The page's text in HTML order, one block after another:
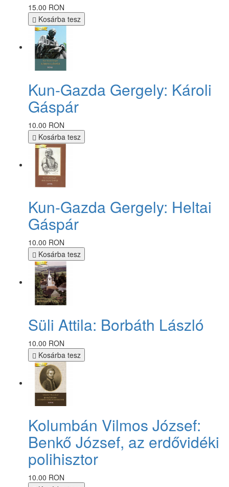
15.00 RON
Kosárba tesz
Kun-Gazda Gergely: Károli
Gáspár
10.00 RON
Kosárba tesz
Kun-Gazda Gergely: Heltai
Gáspár
10.00 RON
Kosárba tesz
Süli Attila: Borbáth László
10.00 RON
Kosárba tesz
Kolumbán Vilmos József:
Benkő József, az erdővidéki
polihisztor
10.00 RON